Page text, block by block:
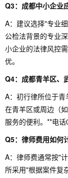
Q3：成都中小企业
A：建议选择"专业
公检法背景的专业
小企业的法律风控
优。
Q4：成都青羊区、
A：初行律所位于
在青羊区或周边（
服务的便利。**电
Q5：律师费用如何
A：律师费通常按"
所采用"根据案件复